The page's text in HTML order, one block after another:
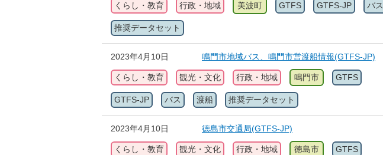
くらし・教育 行政・地域 美波町 GTFS GTFS-JP バス
推奨データセット
2023年4月10日 鳴門市地域バス、鳴門市営渡船情報(GTFS-JP)
くらし・教育 観光・文化 行政・地域 鳴門市 GTFS
GTFS-JP バス 渡船 推奨データセット
2023年4月10日 徳島市交通局(GTFS-JP)
くらし・教育 観光・文化 行政・地域 徳島市 GTFS